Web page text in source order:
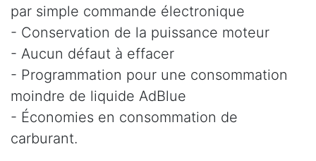
par simple commande électronique
- Conservation de la puissance moteur
- Aucun défaut à effacer
- Programmation pour une consommation
moindre de liquide AdBlue
- Économies en consommation de
carburant.